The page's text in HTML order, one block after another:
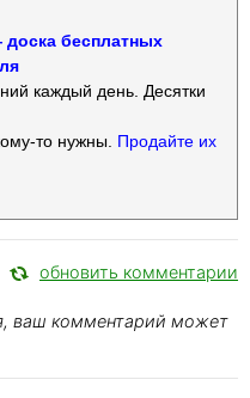
бесплатных
каждый день. Десятки
то нужны. Продайте их
обновить комментарии
ваш комментарий может